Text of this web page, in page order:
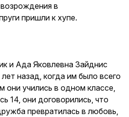
в
пришли к хупе.
и Ада Яковлевна Зайднис
назад, когда им было всего
они учились в одном классе,
14, они договорились, что
превратилась в любовь,